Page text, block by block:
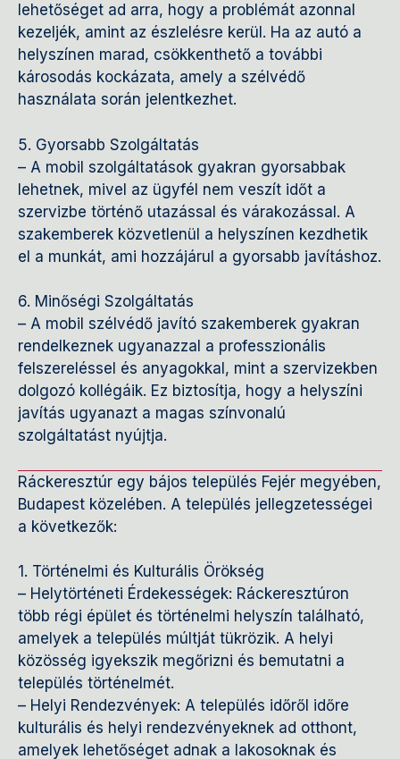
lehetőséget ad arra, hogy a problémát azonnal
kezeljék, amint az észlelésre kerül. Ha az autó a
helyszínen marad, csökkenthető a további
károsodás kockázata, amely a szélvédő
használata során jelentkezhet.
5. Gyorsabb Szolgáltatás
– A mobil szolgáltatások gyakran gyorsabbak
lehetnek, mivel az ügyfél nem veszít időt a
szervizbe történő utazással és várakozással. A
szakemberek közvetlenül a helyszínen kezdhetik
el a munkát, ami hozzájárul a gyorsabb javításhoz.
6. Minőségi Szolgáltatás
– A mobil szélvédő javító szakemberek gyakran
rendelkeznek ugyanazzal a professzionális
felszereléssel és anyagokkal, mint a szervizekben
dolgozó kollégáik. Ez biztosítja, hogy a helyszíni
javítás ugyanazt a magas színvonalú
szolgáltatást nyújtja.
Ráckeresztúr egy bájos település Fejér megyében,
Budapest közelében. A település jellegzetességei
a következők:
1. Történelmi és Kulturális Örökség
– Helytörténeti Érdekességek: Ráckeresztúron
több régi épület és történelmi helyszín található,
amelyek a település múltját tükrözik. A helyi
közösség igyekszik megőrizni és bemutatni a
település történelmét.
– Helyi Rendezvények: A település időről időre
kulturális és helyi rendezvényeknek ad otthont,
amelyek lehetőséget adnak a lakosoknak és